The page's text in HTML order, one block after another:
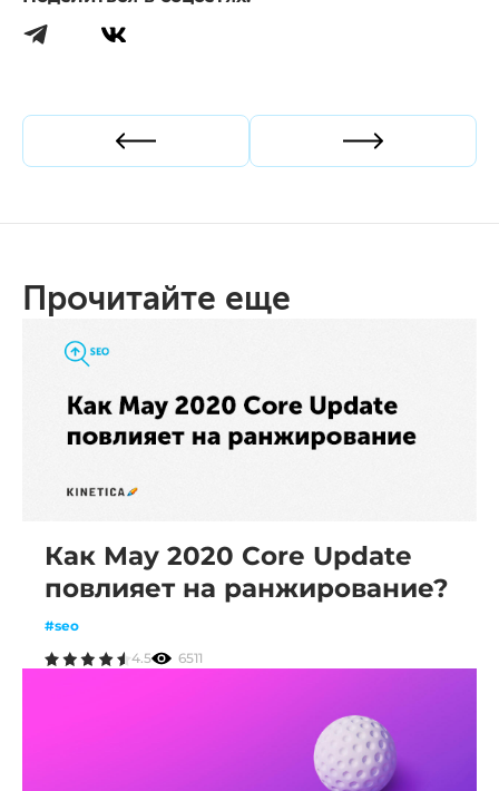
Прошлая статья Следующая
Прочитайте еще
Как May 2020 Core Update
повлияет на ранжирование?
#seo
4.5
6511